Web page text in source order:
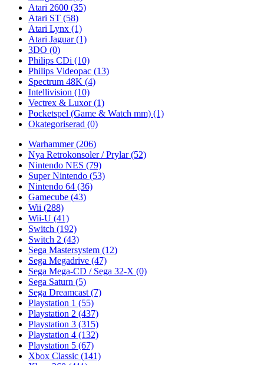
Atari 2600 (35)
Atari ST (58)
Atari Lynx (1)
Atari Jaguar(1)
3DO (0)
Philips CDi (10)
Philips Videopac (13)
Spectrum 48K (4)
Intellivision (10)
Vectrex & Luxor(1)
Pocketspel (Game & Watch mm) (1)
Okategoriserad (0)
Warhammer(206)
Nya Retrokonsoler / Prylar(52)
Nintendo NES (79)
Super Nintendo (53)
Nintendo 64 (36)
Gamecube (43)
Wii (288)
Wii-U (41)
Switch (192)
Switch 2 (43)
Sega Mastersystem (12)
Sega Megadrive (47)
Sega Mega-CD / Sega 32-X (0)
Sega Saturn (5)
Sega Dreamcast (7)
Playstation 1 (55)
Playstation 2 (437)
Playstation 3 (315)
Playstation 4 (132)
Playstation 5 (67)
Xbox Classic (141)